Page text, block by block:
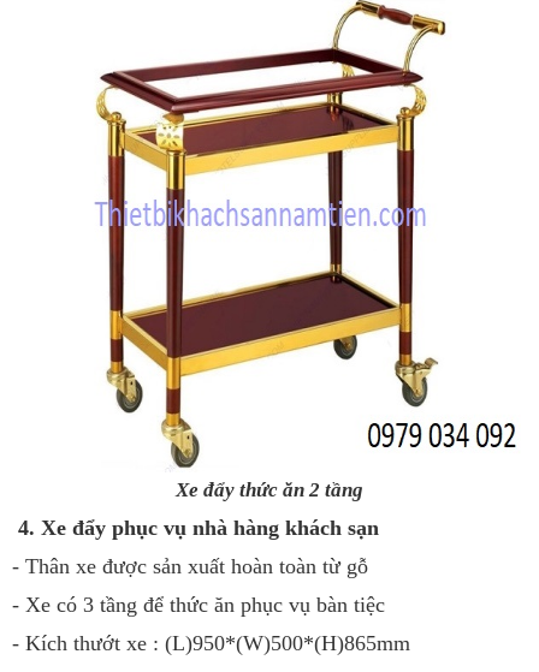
Xe đẩy thức ăn 2 tầng
4. Xe đẩy phục vụ nhà hàng khách sạn
- Thân xe được sản xuất hoàn toàn từ gỗ
- Xe có 3 tầng để thức ăn phục vụ bàn tiệc
- Kích thướt xe : (L)950*(W)500*(H)865mm